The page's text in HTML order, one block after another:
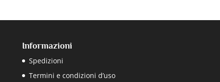
Informazioni
Spedizioni
Termini e condizioni d’uso